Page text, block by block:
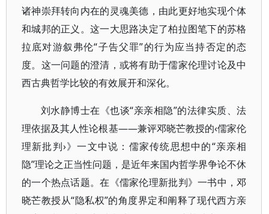
诸神崇拜转向内在的灵魂美德，由此更好地实现个体
和城邦的正义。这一大思路决定了柏拉图笔下的苏格
拉底对游叙弗伦“子告父罪”的行为应当持否定的态
度。这一问题的澄清，或将有助于儒家伦理讨论及中
西古典哲学比较的有效展开和深化。
刘水静博士在《也谈“亲亲相隐”的法律实质、法
理依据及其人性论根基——兼评邓晓芒教授的‹儒家伦
理新批判›》一文中说：儒家传统思想中的“亲亲相
隐”理论之正当性问题，是近年来国内哲学界争论不休
的一个热点话题。在《儒家伦理新批判》一书中，邓
晓芒教授从“隐私权”的角度界定和阐释了现代西方亲